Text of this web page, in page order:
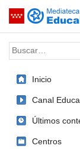
Saltar navegación
Palabra o frase:
Inicio
Canal
Últimos
Centros